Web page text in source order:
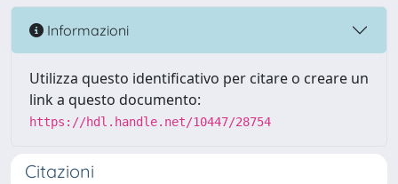
Informazioni
Utilizza questo identificativo per citare o creare un
link a questo documento:
https://hdl.handle.net/10447/28754
Citazioni